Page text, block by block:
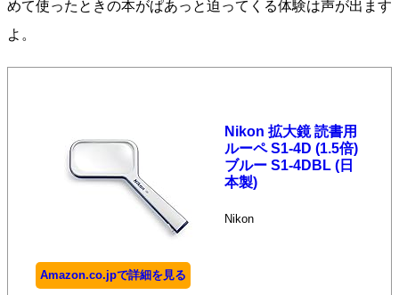
めて使ったときの本がぱあっと迫ってくる体験は声が出ます
よ。
Nikon 拡大鏡 読書用
ルーペ S1-4D (1.5倍)
ブルー S1-4DBL (日
本製)
Nikon
Amazon.co.jpで詳細を見る